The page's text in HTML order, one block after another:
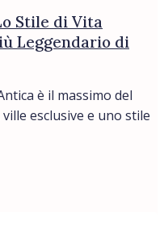
Stile di Vita
Leggendario di
è il massimo del
esclusive e uno stile